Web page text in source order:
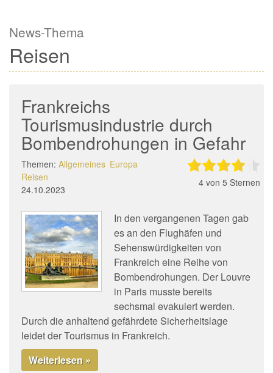
News-Thema
Reisen
Frankreichs
Tourismusindustrie durch
Bombendrohungen in Gefahr
Themen: Allgemeines Europa
Reisen
24.10.2023
4von 5 Sternen
In den vergangenen Tagen gab
es an den Flughäfen und
Sehenswürdigkeiten von
Frankreich eine Reihe von
Bombendrohungen. Der Louvre
in Paris musste bereits
sechsmal evakuiert werden.
Durch die anhaltend gefährdete Sicherheitslage
leidet der Tourismus in Frankreich.
Weiterlesen »